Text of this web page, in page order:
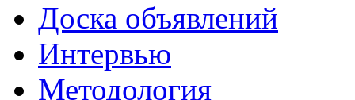
Доска объявлений
Интервью
Методология